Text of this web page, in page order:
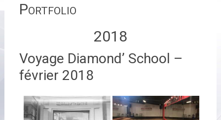
Portfolio
2018
Voyage Diamond’ School –
février 2018